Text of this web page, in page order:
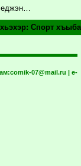
Спорт
comik-07@mail.ru | e-